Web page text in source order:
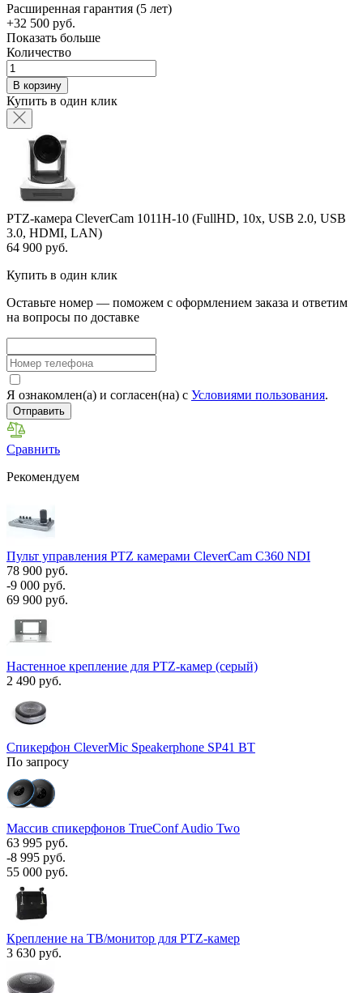
Расширенная гарантия (5 лет)
+32 500 руб.
Показать больше
Количество
В корзину
Купить в один клик
PTZ-камера CleverCam 1011H-10 (FullHD, 10x, USB 2.0, USB
3.0, HDMI, LAN)
64 900 руб.
Купить в один клик
Оставьте номер — поможем с оформлением заказа и ответим
на вопросы по доставке
Я ознакомлен(а) и согласен(на) с Условиями пользования.
Отправить
Сравнить
Рекомендуем
Пульт управления PTZ камерами CleverCam C360 NDI
78 900 руб.
-9 000 руб.
69 900 руб.
Настенное крепление для PTZ-камер (серый)
2 490 руб.
Спикерфон CleverMic Speakerphone SP41 BT
По запросу
Массив спикерфонов TrueConf Audio Two
63 995 руб.
-8 995 руб.
55 000 руб.
Крепление на ТВ/монитор для PTZ-камер
3 630 руб.